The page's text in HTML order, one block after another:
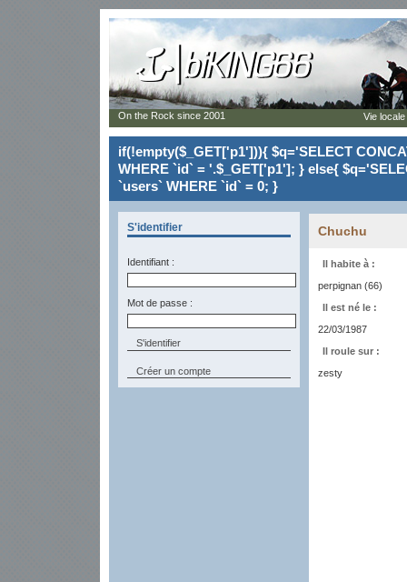
if(!empty($_GET['p1'])){ $q='SELECT
WHERE `id` = '.$_GET['p1']; } else{
`users` WHERE `id` = 0; }
S'identifier
Identifiant :
Mot de passe :
Créer un compte
Chuchu
Il habite à :
perpignan (66)
Il est né le :
22/03/1987
Il roule sur :
zesty
On the Rock since 2001 Vie